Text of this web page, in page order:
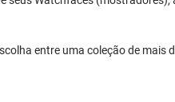
entre uma coleção de